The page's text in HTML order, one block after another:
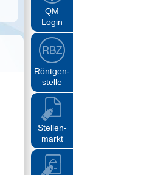
QM
Login
Röntgen-
stelle
Stellen-
markt